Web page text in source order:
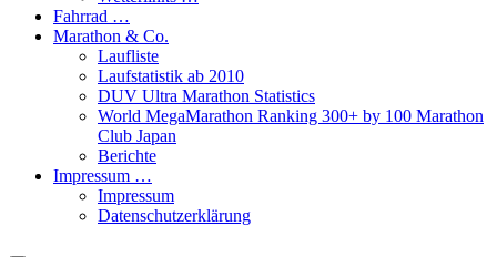
Fahrrad …
Marathon & Co.
Laufliste
Laufstatistik ab 2010
DUV Ultra Marathon Statistics
World MegaMarathon Ranking 300+ by 100 Marathon
Club Japan
Berichte
Impressum …
Impressum
Datenschutzerklärung